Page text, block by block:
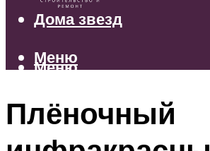
Дома звезд
Меню
Меню
Плёночный